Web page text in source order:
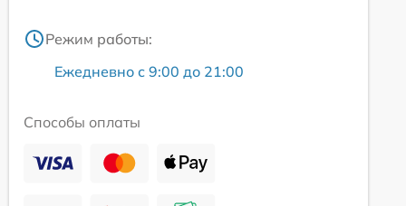
Режим работы:
Ежедневно с 9:00 до 21:00
Способы оплаты